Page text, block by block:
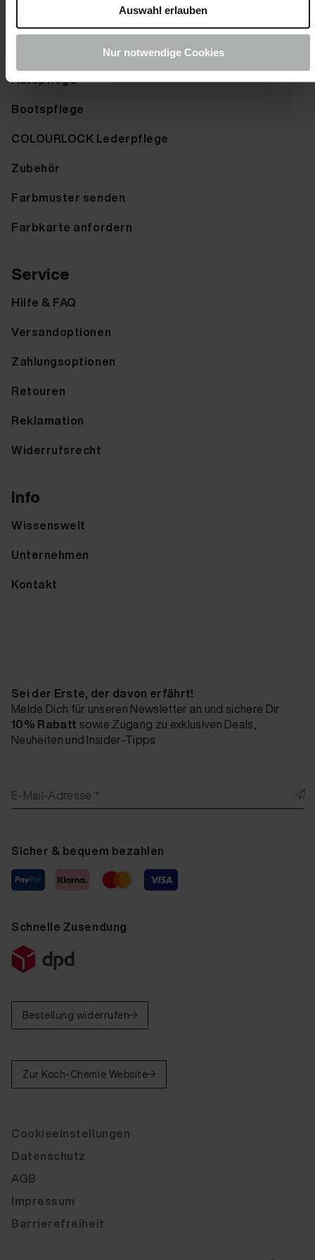
Auswahl erlauben
Nur notwendige Cookies
Autopflege
Bootspflege
COLOURLOCK Lederpflege
Zubehör
Farbmuster senden
Farbkarte anfordern
Service
Hilfe & FAQ
Versandoptionen
Zahlungsoptionen
Retouren
Reklamation
Widerrufsrecht
Info
Wissenswelt
Unternehmen
Kontakt
Sei der Erste, der davon erfährt!
Melde Dich für unseren Newsletter an und sichere Dir
10% Rabatt sowie Zugang zu exklusiven Deals,
Neuheiten und Insider-Tipps
E-Mail-Adresse *
Sicher & bequem bezahlen
Schnelle Zusendung
Bestellung widerrufen
Zur Koch-Chemie Website
Cookieeinstellungen
Datenschutz
AGB
Impressum
Barrierefreiheit